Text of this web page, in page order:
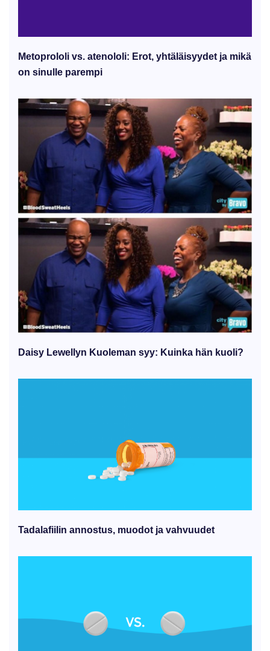
Metoprololi vs. atenololi: Erot, yhtäläisyydet ja mikä
on sinulle parempi
Daisy Lewellyn Kuoleman syy: Kuinka hän kuoli?
Tadalafiilin annostus, muodot ja vahvuudet